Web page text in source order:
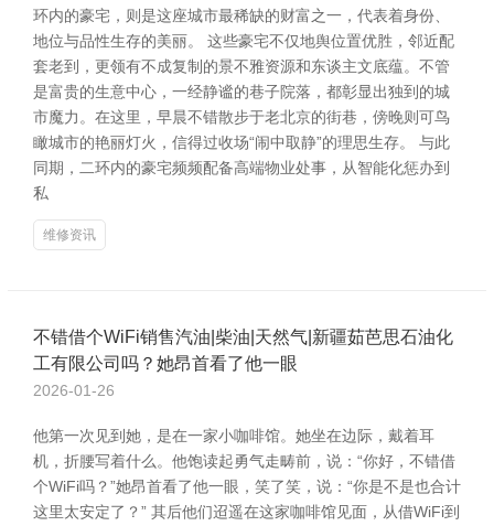
环内的豪宅，则是这座城市最稀缺的财富之一，代表着身份、
地位与品性生存的美丽。 这些豪宅不仅地舆位置优胜，邻近配
套老到，更领有不成复制的景不雅资源和东谈主文底蕴。不管
是富贵的生意中心，一经静谧的巷子院落，都彰显出独到的城
市魔力。在这里，早晨不错散步于老北京的街巷，傍晚则可鸟
瞰城市的艳丽灯火，信得过收场“闹中取静”的理思生存。 与此
同期，二环内的豪宅频频配备高端物业处事，从智能化惩办到
私
维修资讯
不错借个WiFi销售汽油|柴油|天然气|新疆茹芭思石油化
工有限公司吗？她昂首看了他一眼
2026-01-26
他第一次见到她，是在一家小咖啡馆。她坐在边际，戴着耳
机，折腰写着什么。他饱读起勇气走畴前，说：“你好，不错借
个WiFi吗？”她昂首看了他一眼，笑了笑，说：“你是不是也合计
这里太安定了？” 其后他们迢遥在这家咖啡馆见面，从借WiFi到